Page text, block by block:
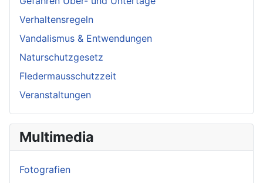
Verhaltensregeln
Vandalismus & Entwendungen
Naturschutzgesetz
Fledermausschutzzeit
Veranstaltungen
Multimedia
Fotografien